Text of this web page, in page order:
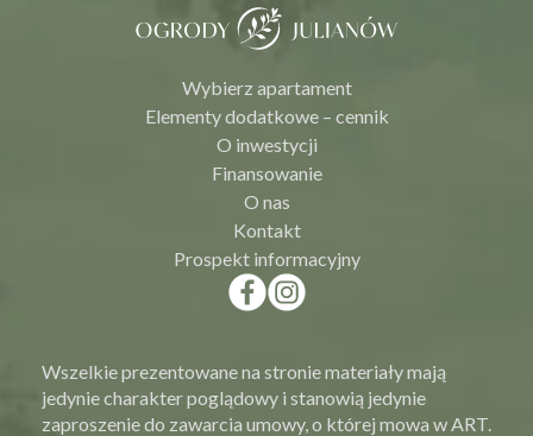
Wybierz apartament
Elementy dodatkowe – cennik
O inwestycji
Finansowanie
O nas
Kontakt
Prospekt informacyjny
Wszelkie prezentowane na stronie materiały mają
jedynie charakter poglądowy i stanowią jedynie
zaproszenie do zawarcia umowy, o której mowa w ART.